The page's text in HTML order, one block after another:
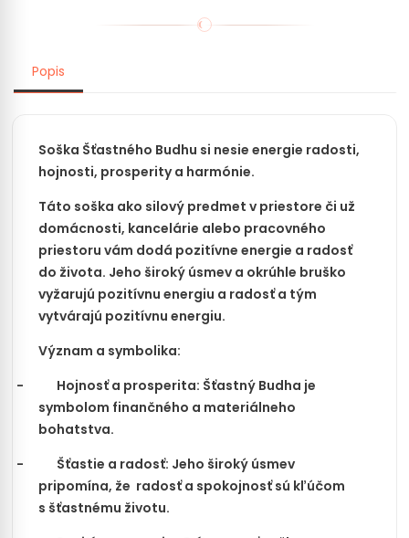
Popis
Soška Šťastného Budhu si nesie energie radosti,
hojnosti, prosperity a harmónie.
Táto soška ako silový predmet v priestore či už
domácnosti, kancelárie alebo pracovného
priestoru vám dodá pozitívne energie a radosť
do života. Jeho široký úsmev a okrúhle bruško
vyžarujú pozitívnu energiu a radosť a tým
vytvárajú pozitívnu energiu.
Význam a symbolika:
-
Hojnosť a prosperita: Šťastný Budha je
symbolom finančného a materiálneho
bohatstva.
-
Šťastie a radosť: Jeho široký úsmev
pripomína, že radosť a spokojnosť sú kľúčom
s šťastnému životu.